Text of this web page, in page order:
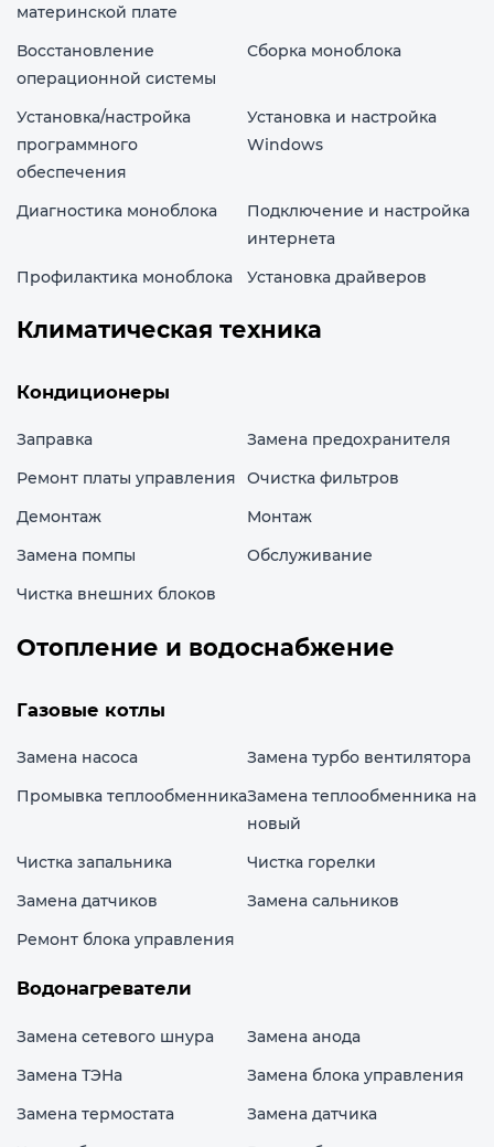
материнской плате
Восстановление
операционной системы
Сборка моноблока
Установка/настройка
программного
обеспечения
Установка и настройка
Windows
Диагностика моноблока
Подключение и настройка
интернета
Профилактика моноблока
Установка драйверов
Климатическая техника
Кондиционеры
Заправка
Замена предохранителя
Ремонт платы управления
Очистка фильтров
Демонтаж
Монтаж
Замена помпы
Обслуживание
Чистка внешних блоков
Отопление и водоснабжение
Газовые котлы
Замена насоса
Замена турбо вентилятора
Промывка теплообменникаЗамена теплообменника на
новый
Чистка запальника
Чистка горелки
Замена датчиков
Замена сальников
Ремонт блока управления
Водонагреватели
Замена сетевого шнура
Замена анода
Замена ТЭНа
Замена блока управления
Замена термостата
Замена датчика